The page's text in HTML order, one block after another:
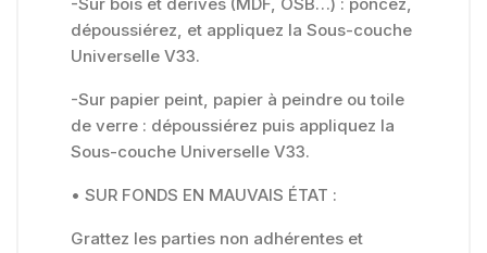
-Sur bois et dérivés (MDF, OSB…) : poncez,
dépoussiérez, et appliquez la Sous-couche
Universelle V33.
-Sur papier peint, papier à peindre ou toile
de verre : dépoussiérez puis appliquez la
Sous-couche Universelle V33.
• SUR FONDS EN MAUVAIS ÉTAT :
Grattez les parties non adhérentes et